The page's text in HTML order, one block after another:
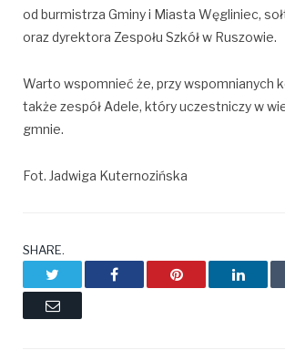
od burmistrza Gminy i Miasta Węgliniec,
oraz dyrektora Zespołu Szkół w Ruszowie.
Warto wspomnieć że, przy wspomnianych
także zespół Adele, który uczestniczy w
gmnie.
Fot. Jadwiga Kuternozińska
SHARE.
TwitterFacebookPinterest
Email